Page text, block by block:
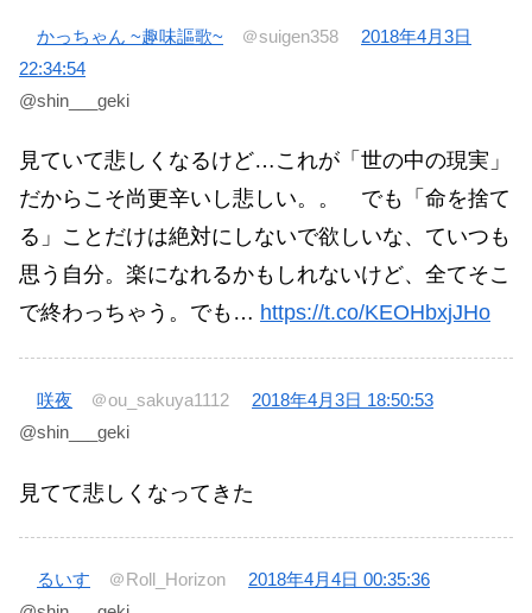
かっちゃん ~趣味謳歌~ ＠suigen358
2018年4月3日
22:34:54
@shin___geki
見ていて悲しくなるけど…これが「世の中の現実」
だからこそ尚更辛いし悲しい。。 でも「命を捨て
る」ことだけは絶対にしないで欲しいな、ていつも
思う自分。楽になれるかもしれないけど、全てそこ
で終わっちゃう。でも… https://t.co/KEOHbxjJHo
咲夜 ＠ou_sakuya1112
2018年4月3日 18:50:53
@shin___geki
見てて悲しくなってきた
るいす ＠Roll_Horizon
2018年4月4日 00:35:36